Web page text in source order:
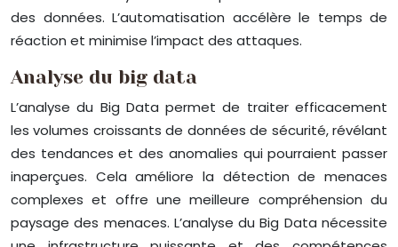
des données. L’automatisation accélère le temps de
réaction et minimise l’impact des attaques.
Analyse du big data
L’analyse du Big Data permet de traiter efficacement
les volumes croissants de données de sécurité, révélant
des tendances et des anomalies qui pourraient passer
inaperçues. Cela améliore la détection de menaces
complexes et offre une meilleure compréhension du
paysage des menaces. L’analyse du Big Data nécessite